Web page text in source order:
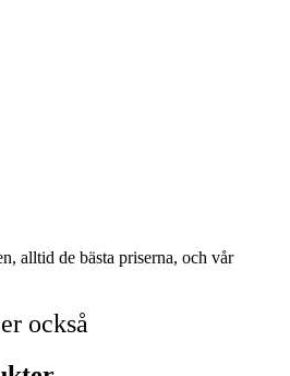
alltid de bästa priserna, och vår
också